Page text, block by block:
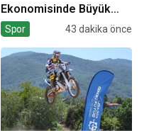
Ekonomisinde Büyük
Dönüşüm!
Spor 43 dakika önce